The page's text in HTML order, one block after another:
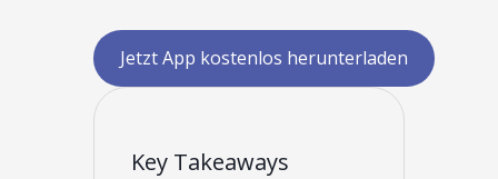
Jetzt App kostenlos herunterladen
Key Takeaways